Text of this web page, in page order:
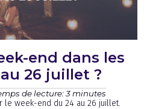
end dans les
26 juillet ?
de lecture: 3 minutes
week-end du 24 au 26 juillet.